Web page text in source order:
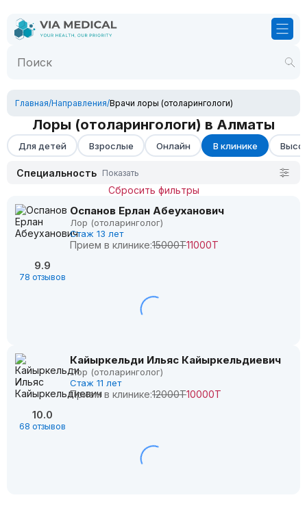
Главная/Направления/Врачи лоры (отоларингологи)
Лоры (отоларингологи) в Алматы
Для детей Взрослые Онлайн В клинике
Специальность Показать
Сбросить фильтры
9.9
78 отзывов
Оспанов Ерлан Абеуханович
Лор (отоларинголог)
Стаж 13 лет
Прием в клинике:15000Т11000Т
10.0
68 отзывов
Кайыркельди Ильяс Кайыркельдиевич
Лор (отоларинголог)
Стаж 11 лет
Прием в клинике:12000Т10000Т